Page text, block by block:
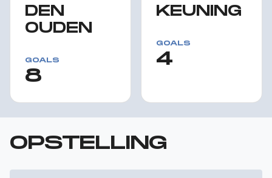
DEN
OUDEN
GOALS
8
KEUNING
GOALS
4
OPSTELLING